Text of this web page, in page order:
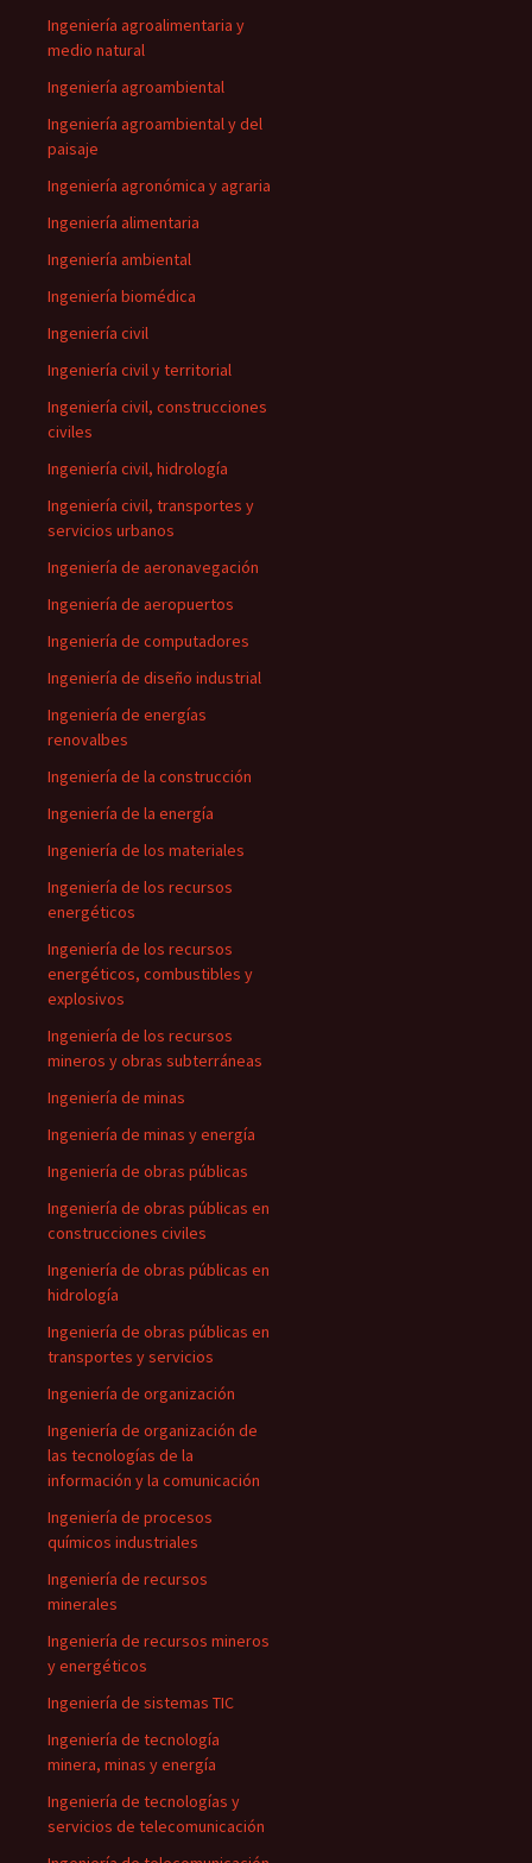
Ingeniería agroalimentaria y
medio natural
Ingeniería agroambiental
Ingeniería agroambiental y del
paisaje
Ingeniería agronómica y agraria
Ingeniería alimentaria
Ingeniería ambiental
Ingeniería biomédica
Ingeniería civil
Ingeniería civil y territorial
Ingeniería civil, construcciones
civiles
Ingeniería civil, hidrología
Ingeniería civil, transportes y
servicios urbanos
Ingeniería de aeronavegación
Ingeniería de aeropuertos
Ingeniería de computadores
Ingeniería de diseño industrial
Ingeniería de energías
renovalbes
Ingeniería de la construcción
Ingeniería de la energía
Ingeniería de los materiales
Ingeniería de los recursos
energéticos
Ingeniería de los recursos
energéticos, combustibles y
explosivos
Ingeniería de los recursos
mineros y obras subterráneas
Ingeniería de minas
Ingeniería de minas y energía
Ingeniería de obras públicas
Ingeniería de obras públicas en
construcciones civiles
Ingeniería de obras públicas en
hidrología
Ingeniería de obras públicas en
transportes y servicios
Ingeniería de organización
Ingeniería de organización de
las tecnologías de la
información y la comunicación
Ingeniería de procesos
químicos industriales
Ingeniería de recursos
minerales
Ingeniería de recursos mineros
y energéticos
Ingeniería de sistemas TIC
Ingeniería de tecnología
minera, minas y energía
Ingeniería de tecnologías y
servicios de telecomunicación